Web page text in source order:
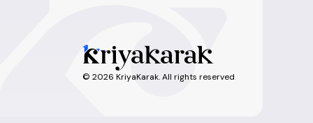
© 2026 KriyaKarak. All rights reserved